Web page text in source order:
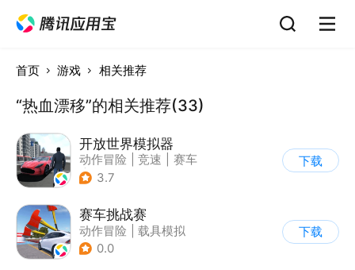
首页 游戏 相关推荐
“热血漂移”的相关推荐(33)
开放世界模拟器
动作冒险 竞速
赛车
| 开放世界
3.7
下载
赛车挑战赛
动作冒险
载具模拟
| 汽车
0.0
下载